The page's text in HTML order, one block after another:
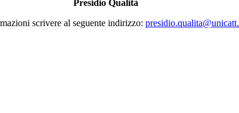
Presidio Qualità
scrivere al seguente indirizzo: